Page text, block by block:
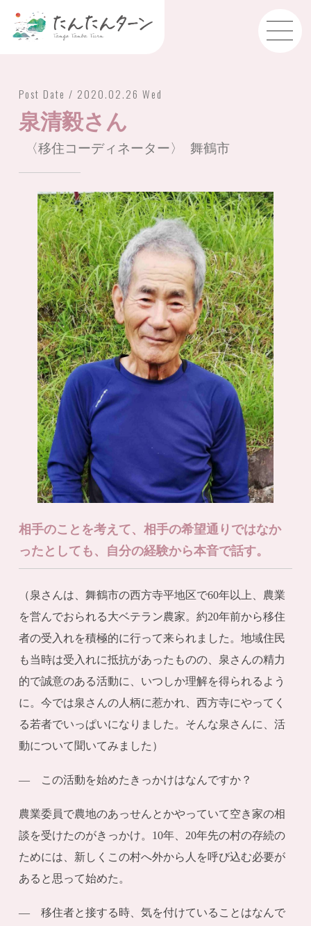
Post Date / 2020.02.26 Wed
泉清毅さん
〈移住コーディネーター〉 舞鶴市
相手のことを考えて、相手の希望通りではなか
ったとしても、自分の経験から本音で話す。
（泉さんは、舞鶴市の西方寺平地区で60年以上、農業
を営んでおられる大ベテラン農家。約20年前から移住
者の受入れを積極的に行って来られました。地域住民
も当時は受入れに抵抗があったものの、泉さんの精力
的で誠意のある活動に、いつしか理解を得られるよう
に。今では泉さんの人柄に惹かれ、西方寺にやってく
る若者でいっぱいになりました。そんな泉さんに、活
動について聞いてみました）
― この活動を始めたきっかけはなんですか？
農業委員で農地のあっせんとかやっていて空き家の相
談を受けたのがきっかけ。10年、20年先の村の存続の
ためには、新しくこの村へ外から人を呼び込む必要が
あると思って始めた。
― 移住者と接する時、気を付けていることはなんで